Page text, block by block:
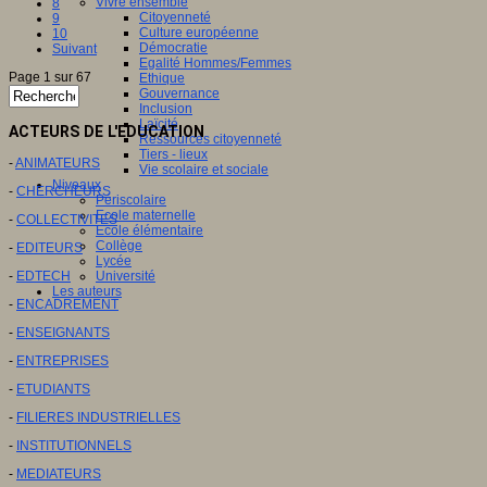
Citoyenneté
Culture européenne
Démocratie
Egalité Hommes/Femmes
Ethique
Gouvernance
Inclusion
Laïcité
Ressources citoyenneté
Tiers - lieux
Vie scolaire et sociale
Niveaux
Périscolaire
Ecole maternelle
Ecole élémentaire
Collège
Lycée
Université
Les auteurs
9
10
Suivant
Page 1 sur 67
ACTEURS DE L'EDUCATION
-ANIMATEURS
- CHERCHEURS
- COLLECTIVITES
- EDITEURS
- EDTECH
- ENCADREMENT
- ENSEIGNANTS
- ENTREPRISES
- ETUDIANTS
- FILIERES INDUSTRIELLES
- INSTITUTIONNELS
- MEDIATEURS